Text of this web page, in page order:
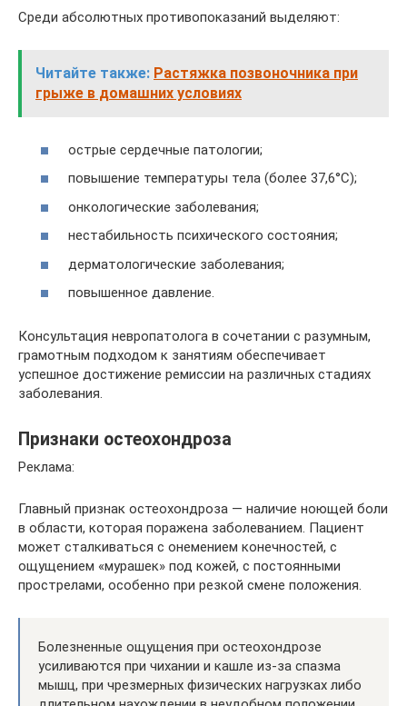
Среди абсолютных противопоказаний выделяют:
Читайте также: Растяжка позвоночника при
грыже в домашних условиях
острые сердечные патологии;
повышение температуры тела (более 37,6°С);
онкологические заболевания;
нестабильность психического состояния;
дерматологические заболевания;
повышенное давление.
Консультация невропатолога в сочетании с разумным,
грамотным подходом к занятиям обеспечивает
успешное достижение ремиссии на различных стадиях
заболевания.
Признаки остеохондроза
Реклама:
Главный признак остеохондроза — наличие ноющей боли
в области, которая поражена заболеванием. Пациент
может сталкиваться с онемением конечностей, с
ощущением «мурашек» под кожей, с постоянными
прострелами, особенно при резкой смене положения.
Болезненные ощущения при остеохондрозе
усиливаются при чихании и кашле из-за спазма
мышц, при чрезмерных физических нагрузках либо